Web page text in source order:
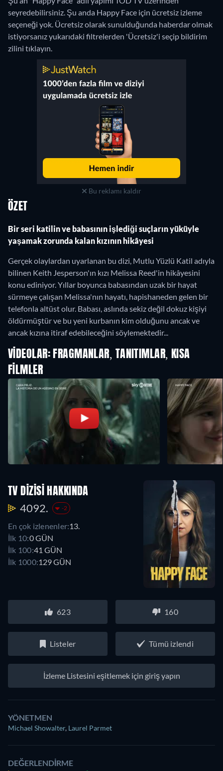
seyredebilirsiniz. Şu anda Happy Face için ücretsiz izleme
seçeneği yok. Ücretsiz olarak sunulduğunda haberdar olmak
istiyorsanız yukarıdaki filtrelerden 'Ücretsiz'i seçip bildirim
zilini tıklayın.
Bu reklamı kaldır
ÖZET
Bir seri katilin ve babasının işlediği suçların yüküyle
yaşamak zorunda kalan kızının hikâyesi
Gerçek olaylardan uyarlanan bu dizi, Mutlu Yüzlü Katil adıyla
bilinen Keith Jesperson'ın kızı Melissa Reed'in hikâyesini
konu ediniyor. Yıllar boyunca babasından uzak bir hayat
sürmeye çalışan Melissa'nın hayatı, hapishaneden gelen bir
telefonla altüst olur. Babası, aslında sekiz değil dokuz kişiyi
öldürmüştür ve bu yeni kurbanın kim olduğunu ancak ve
ancak kızına itiraf edebileceğini söylemektedir...
VIDEOLAR: FRAGMANLAR, TANITIMLAR, KISA
FILMLER
TV DIZISI HAKKINDA
4092. -2
En çok izlenenler:13.
İlk 10:0 GÜN
İlk 100:41 GÜN
İlk 1000:129 GÜN
623 160
Listeler Tümü izlendi
İzleme Listesini eşitlemek için giriş yapın
YÖNETMEN
Michael Showalter, Laurel Parmet
DEĞERLENDIRME